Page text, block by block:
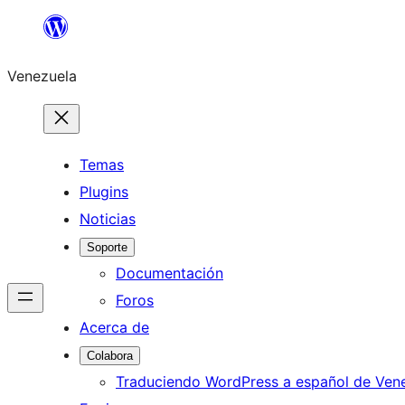
Saltar
contenido
Venezuela
Temas
Plugins
Noticias
Soporte
Documentación
Foros
Acerca de
Colabora
Traduciendo WordPress a español de